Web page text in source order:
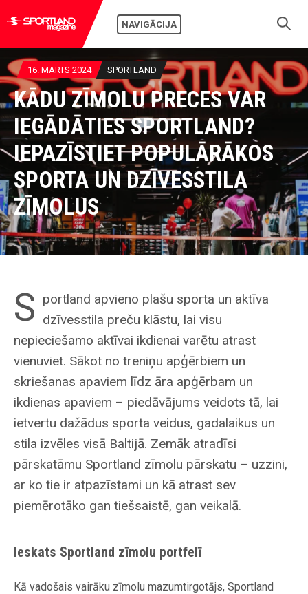
NAVIGĀCIJA
16. MARTS 2024 SPORTLAND
KĀDU ZĪMOLU PRECES VAR
IEGĀDĀTIES SPORTLAND?
IEPAZĪSTIET POPULĀRĀKOS
SPORTA UN DZĪVESSTILA
ZĪMOLUS
S portland apvieno plašu sporta un aktīva
dzīvesstila preču klāstu, lai visu
nepieciešamo aktīvai ikdienai varētu atrast
vienuviet. Sākot no treniņu apģērbiem un
skriešanas apaviem līdz āra apģērbam un
ikdienas apaviem – piedāvājums veidots tā, lai
ietvertu dažādus sporta veidus, gadalaikus un
stila izvēles visā Baltijā. Zemāk atradīsi
pārskatāmu Sportland zīmolu pārskatu – uzzini,
ar ko tie ir atpazīstami un kā atrast sev
piemērotāko gan tiešsaistē, gan veikalā.
Ieskats Sportland zīmolu portfelī
Kā vadošais vairāku zīmolu mazumtirgotājs, Sportland